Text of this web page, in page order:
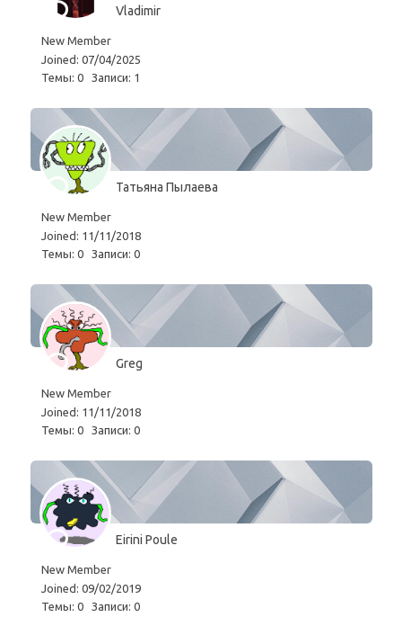
Vladimir
New Member
Joined: 07/04/2025
Темы: 0
Записи: 1
Татьяна Пылаева
New Member
Joined: 11/11/2018
Темы: 0
Записи: 0
Greg
New Member
Joined: 11/11/2018
Темы: 0
Записи: 0
Eirini Poule
New Member
Joined: 09/02/2019
Темы: 0
Записи: 0